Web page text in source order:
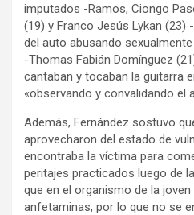
imputados -Ramos, Ciongo
(19) y Franco Jesús Lykan (23)
del auto abusando
-Thomas Fabián Domínguez
cantaban y tocaban la guitarra
«observando y convalidando el
Además, Fernández sostuvo
aprovecharon del estado de
encontraba la víctima para
peritajes practicados luego de
que en el organismo de la
anfetaminas, por lo que no se